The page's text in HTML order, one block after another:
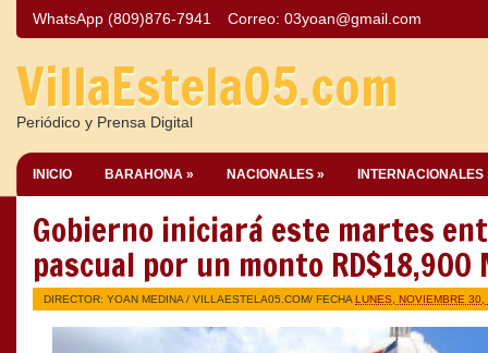
WhatsApp (809)876-7941 Correo: 03yoan@gmail.com
VillaEstela05.com
Periódico y Prensa Digital
INICIO BARAHONA » NACIONALES » INTERNACIONALES
Gobierno iniciará este martes
pascual por un monto RD$18,900
DIRECTOR: YOAN MEDINA / VILLAESTELA05.COM/ FECHA LUNES, NOVIEMBRE 30,